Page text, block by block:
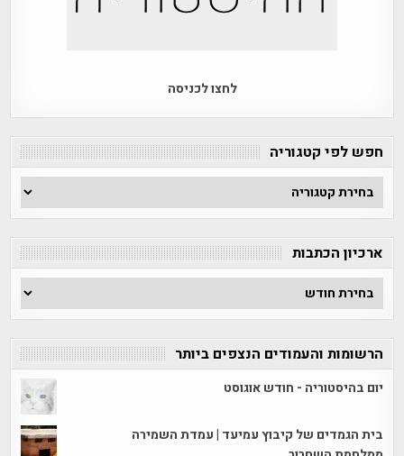
לחצו לכניסה
חפש לפי קטגוריה
חפש
לפי
ארכיון הכתבות
ארכיון
הכתבות
הרשומות והעמודים הנצפים ביותר
יום בהיסטוריה - חודש אוגוסט
בית הגמדים של קיבוץ עמיעד | עמדת השמירה